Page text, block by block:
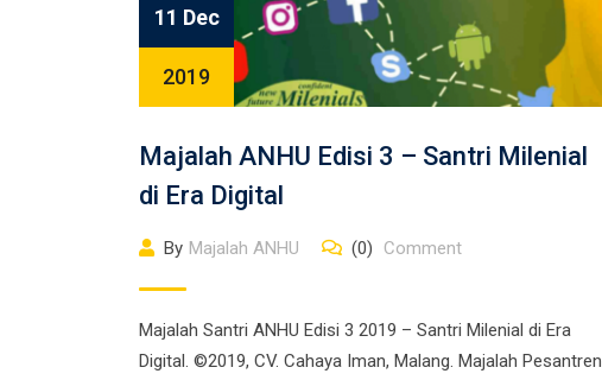
11 Dec
2019
Majalah ANHU Edisi 3 – Santri Milenial
di Era Digital
By Majalah ANHU (0) Comment
Majalah Santri ANHU Edisi 3 2019 – Santri Milenial di Era
Digital. ©2019, CV. Cahaya Iman, Malang. Majalah Pesantren